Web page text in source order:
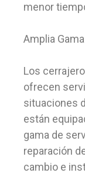
menor
Amplia
Los
ofrecen
situaciones
están
gama de
reparación
cambio e